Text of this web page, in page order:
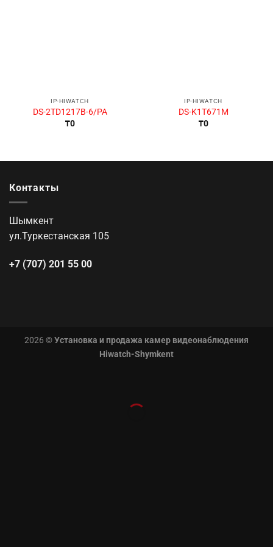
IP-HIWATCH
DS-2TD1217B-6/PA
₸0
IP-HIWATCH
DS-K1T671M
₸0
Контакты
Шымкент
ул.Туркестанская 105
+7 (707) 201 55 00
2026 ©Установка и продажа камер видеонаблюдения
Hiwatch-Shymkent